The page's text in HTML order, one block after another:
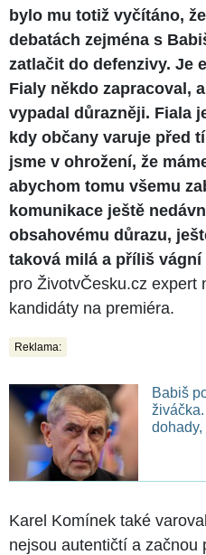
bylo mu totiž vyčítáno,
debatách zejména s
zatlačit do defenzivy. Je
Fialy někdo zapracoval,
vypadal důrazněji. Fiala
kdy občany varuje před
jsme v ohrožení, že
abychom tomu všemu
komunikace ještě
obsahovému důrazu,
taková milá a příliš
pro ŽivotvČesku.cz expert
kandidáty na premiéra.
Reklama:
Babiš
Karel Komínek také
nejsou autentičtí a začnou